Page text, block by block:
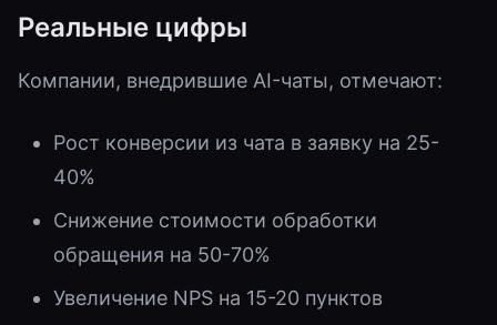
Реальные цифры
Компании, внедрившие AI-чаты, отмечают:
Рост конверсии из чата в заявку на 25-
40%
Снижение стоимости обработки
обращения на 50-70%
Увеличение NPS на 15-20 пунктов